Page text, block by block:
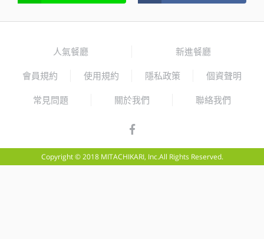
人氣餐廳 新進餐廳
會員規約 使用規約 隱私政策 個資聲明
常見問題 關於我們 聯絡我們
Copyright © 2018 MITACHIKARI, Inc.All Rights Reserved.